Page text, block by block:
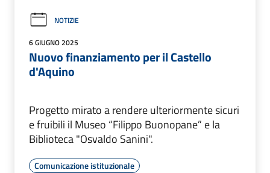
NOTIZIE
6 GIUGNO 2025
Nuovo finanziamento per il Castello
d'Aquino
Progetto mirato a rendere ulteriormente sicuri
e fruibili il Museo “Filippo Buonopane” e la
Biblioteca "Osvaldo Sanini".
Comunicazione istituzionale